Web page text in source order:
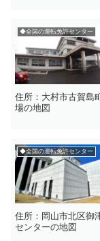
◆全国の運転免許センター
住所：大村市古賀島
場の地図
◆全国の運転免許センター
住所：岡山市北区御
センターの地図